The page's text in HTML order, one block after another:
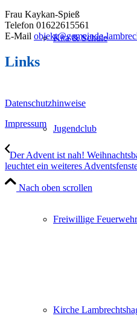
Kita & Schule
Jugendclub
Freiwillige Feuerwehr
Kirche
Frau Kaykan-Spieß
Telefon 01622615561
E-Mail objekt@gemeinde-
Links
Datenschutzhinweise
Impressum
Der Advent ist nah!
leuchtet ein weiteres
Nach oben scrollen